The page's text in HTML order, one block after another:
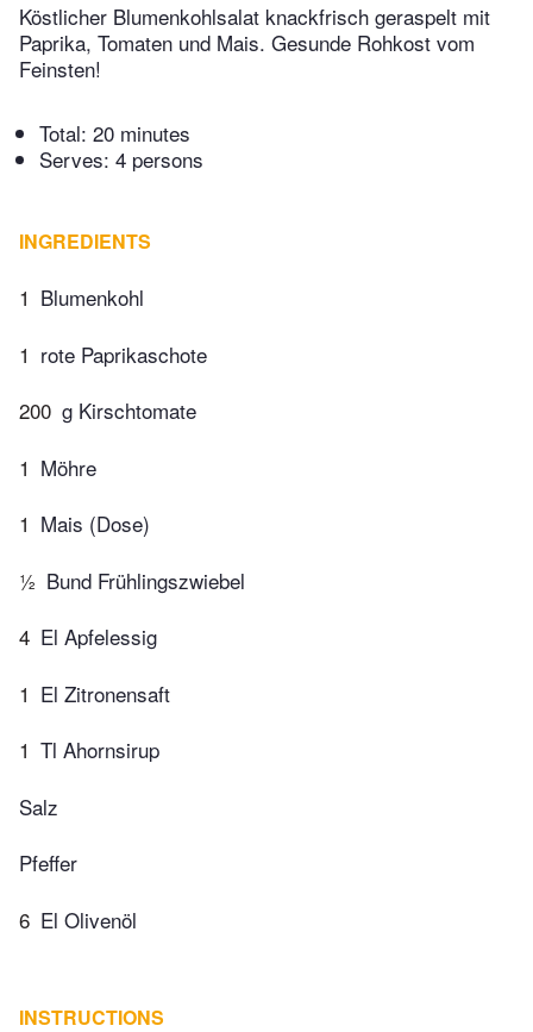
Köstlicher Blumenkohlsalat knackfrisch geraspelt mit
Paprika, Tomaten und Mais. Gesunde Rohkost vom
Feinsten!
Total: 20 minutes
Serves: 4 persons
INGREDIENTS
1 Blumenkohl
1 rote Paprikaschote
200 g Kirschtomate
1 Möhre
1 Mais (Dose)
½ Bund Frühlingszwiebel
4 El Apfelessig
1 El Zitronensaft
1 Tl Ahornsirup
Salz
Pfeffer
6 El Olivenöl
INSTRUCTIONS